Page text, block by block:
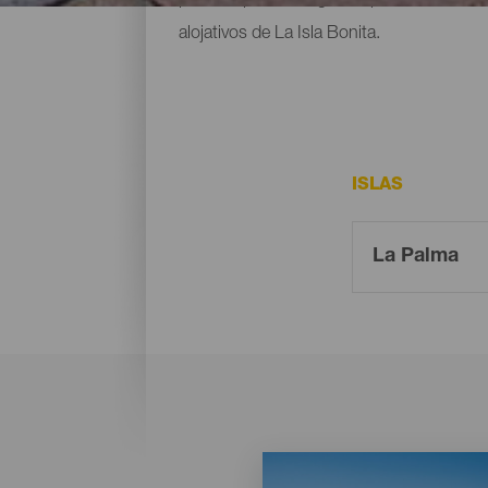
alojativos de La Isla Bonita.
ISLAS